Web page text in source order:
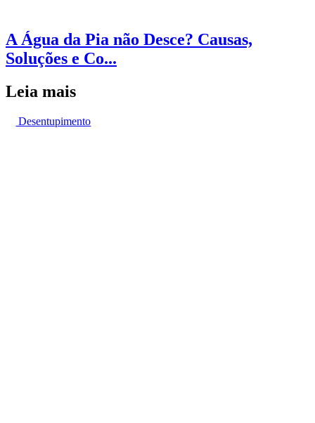
A Água da Pia não Desce? Causas,
Soluções e Co...
Leia mais
Desentupimento